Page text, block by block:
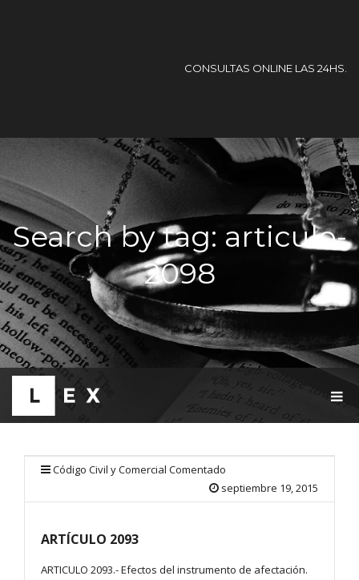
CONSULTAS ONLINE LAS 24HS.
Search by tag: articulo-
2098
G
Código Civil y Comercial Comentado
septiembre 19, 2015
ARTÍCULO 2093
ARTICULO 2093.- Efectos del instrumento de afectación.